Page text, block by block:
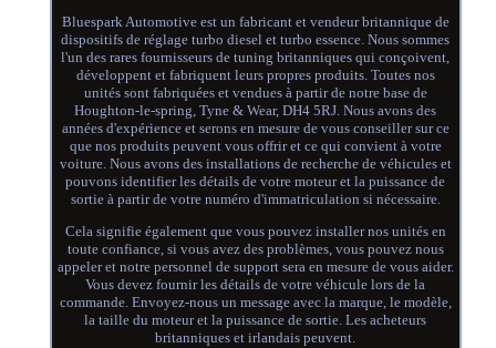
Bluespark Automotive est un fabricant et vendeur britannique de
dispositifs de réglage turbo diesel et turbo essence. Nous sommes
l'un des rares fournisseurs de tuning britanniques qui conçoivent,
développent et fabriquent leurs propres produits. Toutes nos
unités sont fabriquées et vendues à partir de notre base de
Houghton-le-spring, Tyne & Wear, DH4 5RJ. Nous avons des
années d'expérience et serons en mesure de vous conseiller sur ce
que nos produits peuvent vous offrir et ce qui convient à votre
voiture. Nous avons des installations de recherche de véhicules et
pouvons identifier les détails de votre moteur et la puissance de
sortie à partir de votre numéro d'immatriculation si nécessaire.
Cela signifie également que vous pouvez installer nos unités en
toute confiance, si vous avez des problèmes, vous pouvez nous
appeler et notre personnel de support sera en mesure de vous aider.
Vous devez fournir les détails de votre véhicule lors de la
commande. Envoyez-nous un message avec la marque, le modèle,
la taille du moteur et la puissance de sortie. Les acheteurs
britanniques et irlandais peuvent.